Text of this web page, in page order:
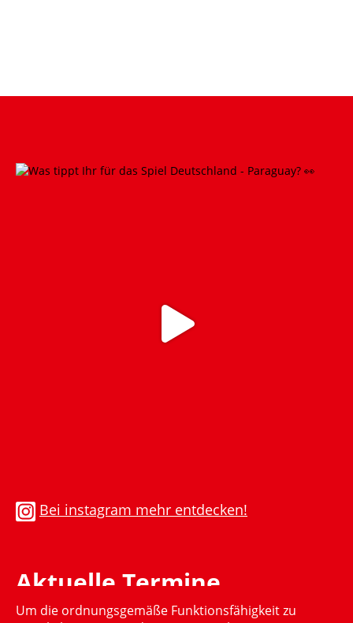
Bei instagram mehr entdecken!
Aktuelle Termine
Um die ordnungsgemäße Funktionsfähigkeit zu